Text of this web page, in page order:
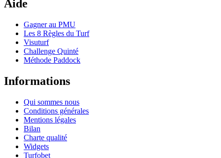
Aide
Gagner au PMU
Les 8 Règles du Turf
Visuturf
Challenge Quinté
Méthode Paddock
Informations
Qui sommes nous
Conditions générales
Mentions légales
Bilan
Charte qualité
Widgets
Turfobet